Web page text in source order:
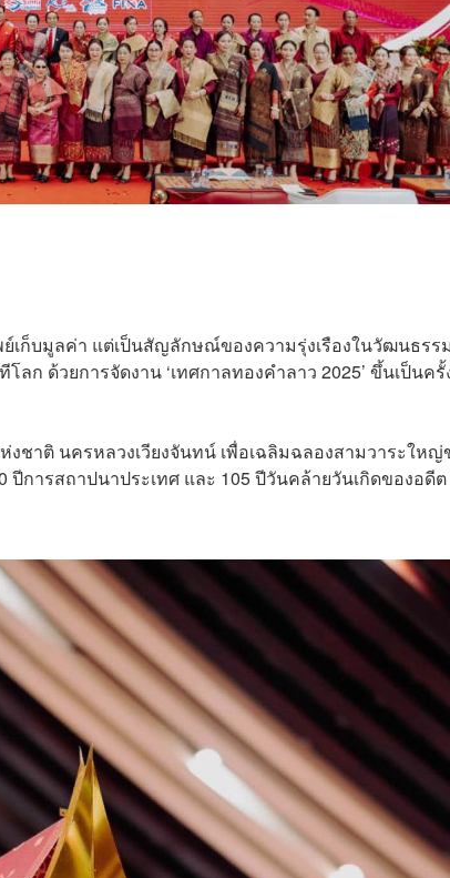
เก็บมูลค่า แต่เป็นสัญลักษณ์ของความรุ่งเรืองในวัฒนธรร
ลก ด้วยการจัดงาน ‘เทศกาลทองคำลาว 2025’ ขึ้นเป็นครั้
ชาติ นครหลวงเวียงจันทน์ เพื่อเฉลิมฉลองสามวาระใหญ่
การสถาปนาประเทศ และ 105 ปีวันคล้ายวันเกิดของอดีต